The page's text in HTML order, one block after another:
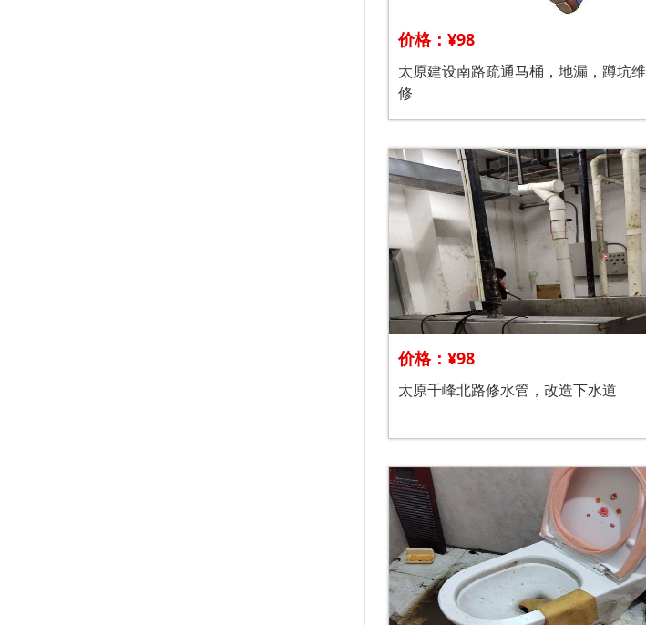
价格：¥98
太原建设南路疏通马桶，地漏，蹲坑维
修
价格：¥98
太原千峰北路修水管，改造下水道